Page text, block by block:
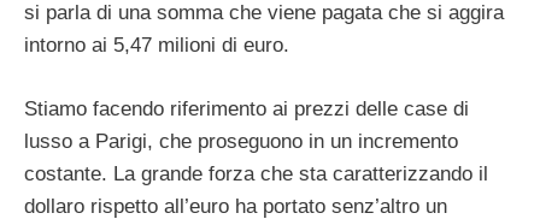
si parla di una somma che viene pagata che si aggira
intorno ai 5,47 milioni di euro.
Stiamo facendo riferimento ai prezzi delle case di
lusso a Parigi, che proseguono in un incremento
costante. La grande forza che sta caratterizzando il
dollaro rispetto all’euro ha portato senz’altro un